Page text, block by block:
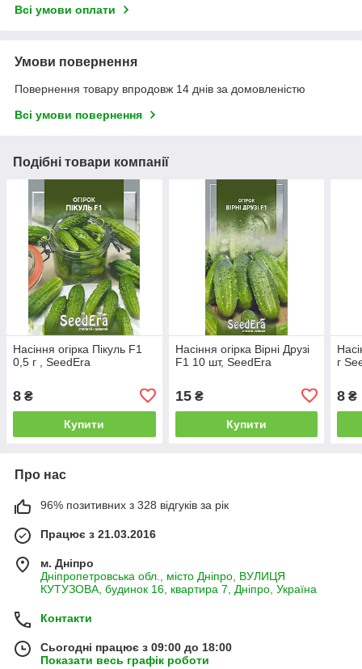
Всі умови оплати
Умови повернення
Повернення товару впродовж 14 днів за домовленістю
Всі умови повернення
Подібні товари компанії
Насіння огірка Пікуль F1
0,5 г , SeedEra
8 ₴
Купити
Насіння огірка Вірні Друзі
F1 10 шт, SeedEra
15₴
Купити
г
8 ₴
Про нас
96% позитивних з 328 відгуків за рік
Працює з 21.03.2016
м. Дніпро
Дніпропетровська обл., місто Дніпро, ВУЛИЦЯ
КУТУЗОВА, будинок 16, квартира 7, Дніпро, Україна
Контакти
Сьогодні працює з 09:00 до 18:00
Показати весь графік роботи